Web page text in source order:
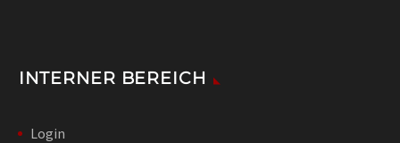
INTERNER BEREICH
Login